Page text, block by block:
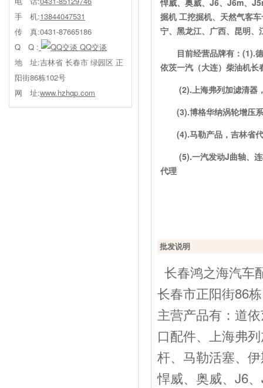
手 机:13844047531
传 真:0431-87665186
Q Q :
QQ交谈
地 址:吉林省 长春市 绿园区 正
阳街86栋102号
网 址:www.hzhqp.com
悍威、奥威、J6、J6m、
掘机 工挖掘机、天然气客
宁、黑龙江、广西、昆明、
目前经营品牌有：(1).
依茨一汽（大连）柴油机
(2).上海弗列加滤清器
(3).博格华纳涡轮增压
(4).马勒产品，吉林省
(5).一汽发动J曲轴、
代理
批发说明
长春鸿之海汽车
长春市正阳街86
主营产品有：道
口配件、上海弗
杆、马勒活塞、
悍威、奥威、J6